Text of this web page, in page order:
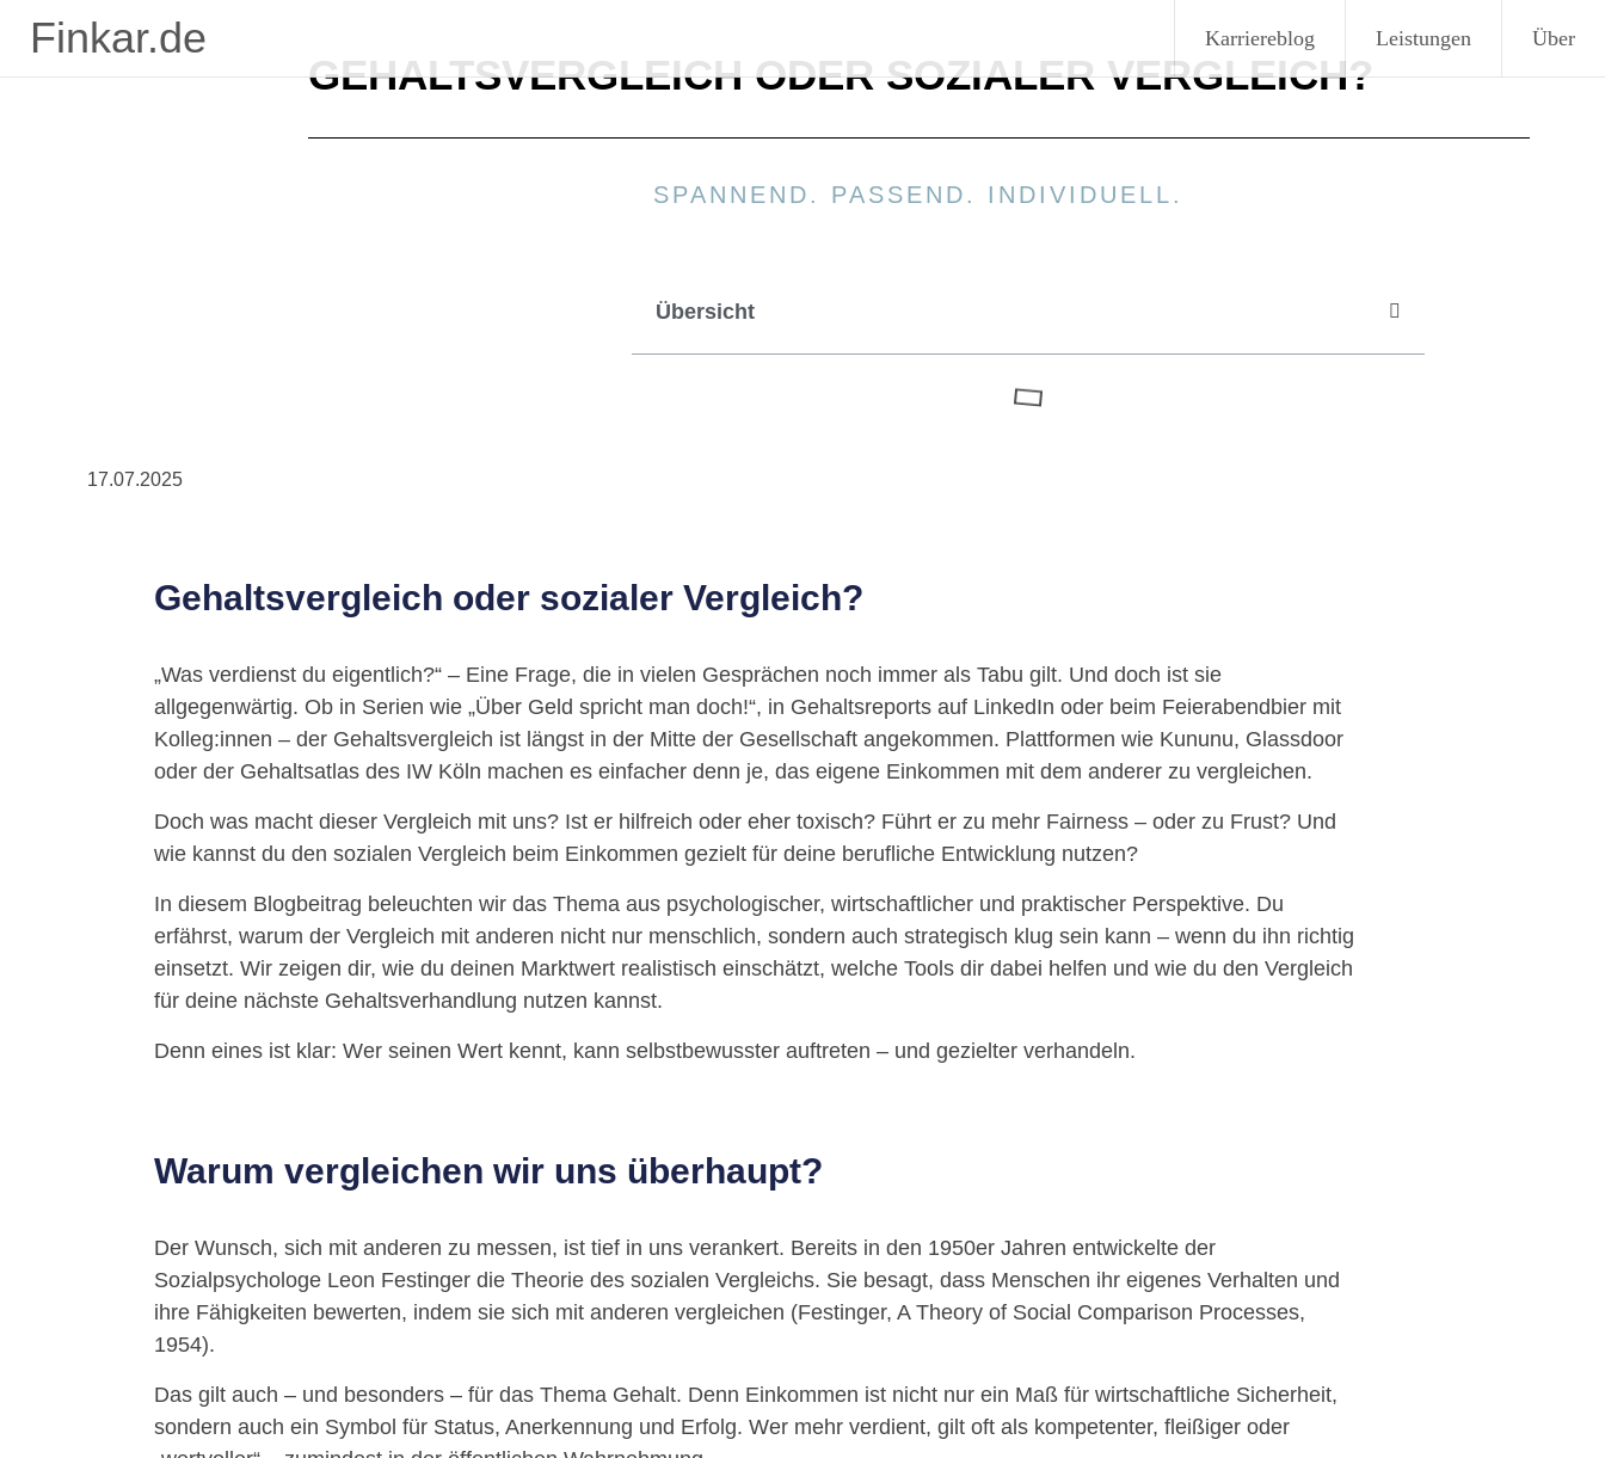
Finkar.de Karriereblog Leistungen Über
GEHALTSVERGLEICH ODER SOZIALER VERGLEICH?
SPANNEND. PASSEND. INDIVIDUELL.
Übersicht
17.07.2025
Gehaltsvergleich oder sozialer Vergleich?
„Was verdienst du eigentlich?“ – Eine Frage, die in vielen Gesprächen noch immer als Tabu gilt. Und doch ist sie
allgegenwärtig. Ob in Serien wie „Über Geld spricht man doch!“, in Gehaltsreports auf LinkedIn oder beim Feierabendbier mit
Kolleg:innen – der Gehaltsvergleich ist längst in der Mitte der Gesellschaft angekommen. Plattformen wie Kununu, Glassdoor
oder der Gehaltsatlas des IW Köln machen es einfacher denn je, das eigene Einkommen mit dem anderer zu vergleichen.
Doch was macht dieser Vergleich mit uns? Ist er hilfreich oder eher toxisch? Führt er zu mehr Fairness – oder zu Frust? Und
wie kannst du den sozialen Vergleich beim Einkommen gezielt für deine berufliche Entwicklung nutzen?
In diesem Blogbeitrag beleuchten wir das Thema aus psychologischer, wirtschaftlicher und praktischer Perspektive. Du
erfährst, warum der Vergleich mit anderen nicht nur menschlich, sondern auch strategisch klug sein kann – wenn du ihn richtig
einsetzt. Wir zeigen dir, wie du deinen Marktwert realistisch einschätzt, welche Tools dir dabei helfen und wie du den Vergleich
für deine nächste Gehaltsverhandlung nutzen kannst.
Denn eines ist klar: Wer seinen Wert kennt, kann selbstbewusster auftreten – und gezielter verhandeln.
Warum vergleichen wir uns überhaupt?
Der Wunsch, sich mit anderen zu messen, ist tief in uns verankert. Bereits in den 1950er Jahren entwickelte der
Sozialpsychologe Leon Festinger die Theorie des sozialen Vergleichs. Sie besagt, dass Menschen ihr eigenes Verhalten und
ihre Fähigkeiten bewerten, indem sie sich mit anderen vergleichen (Festinger, A Theory of Social Comparison Processes,
1954).
Das gilt auch – und besonders – für das Thema Gehalt. Denn Einkommen ist nicht nur ein Maß für wirtschaftliche Sicherheit,
sondern auch ein Symbol für Status, Anerkennung und Erfolg. Wer mehr verdient, gilt oft als kompetenter, fleißiger oder